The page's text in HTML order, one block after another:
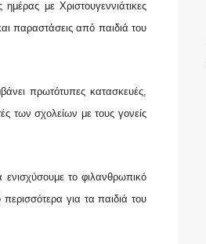
με Χριστουγεννιάτικες
παραστάσεις από παιδιά του
πρωτότυπες κατασκευές,
των σχολείων με τους γονείς
το φιλανθρωπικό
για τα παιδιά του